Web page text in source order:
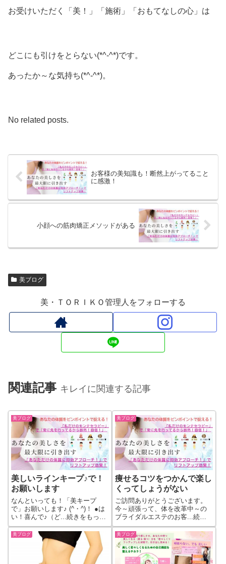
お受けいただく「美！」「施術」「おもてなしの心」は
どこにも引けをとらない(*^-^*)です。
あったか～な気持ち(*^-^*)。
No related posts.
お客様の美知識も！断然上がってること
に感激！
小顔への筋肉矯正メソッドがある
美ブログ
美・ＴＯＲＩＫＯ管理人をフォローする
関連記事 キレイに関連する記事
美ブログ
美しいラインキープ♪で！
お願いします
なんといっても！「美キープ
で」お願いします♪ (^・^)！ ●は
い！喜んで♪（ど...続きをもっと
見る
美ブログ
痩せるコツをつかんで楽し
くってしょうがない
ご訪問ありがとうございます。
今～頑張って、体を改革中～の
ブライダルエステのお客...続き
をもっと見る
美ブログ 美ブログ